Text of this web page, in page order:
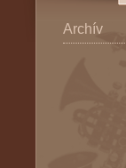
Archív